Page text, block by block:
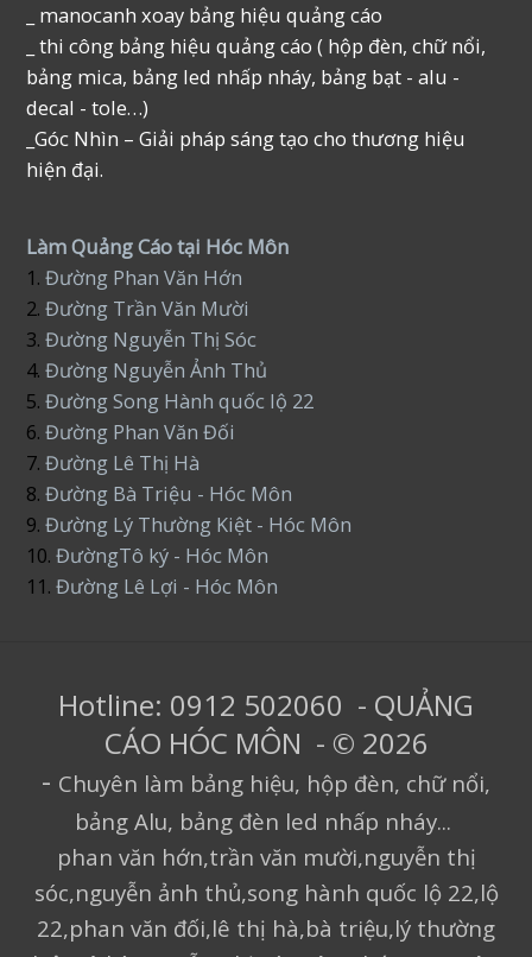
_ manocanh xoay bảng hiệu quảng cáo
_ thi công bảng hiệu quảng cáo ( hộp đèn, chữ nổi,
bảng mica, bảng led nhấp nháy, bảng bạt - alu -
decal - tole…)
_Góc Nhìn – Giải pháp sáng tạo cho thương hiệu
hiện đại.
Làm Quảng Cáo tại Hóc Môn
1.Đường Phan Văn Hớn
2.Đường Trần Văn Mười
3.Đường Nguyễn Thị Sóc
4. Đường Nguyễn Ảnh Thủ
5.Đường Song Hành quốc lộ 22
6.Đường Phan Văn Đối
7. Đường Lê Thị Hà
8.Đường Bà Triệu - Hóc Môn
9.Đường Lý Thường Kiệt - Hóc Môn
10.ĐườngTô ký - Hóc Môn
11.Đường Lê Lợi - Hóc Môn
Hotline: 0912 502060 - QUẢNG
CÁO HÓC MÔN - © 2026
- Chuyên làm bảng hiệu, hộp đèn, chữ nổi,
bảng Alu, bảng đèn led nhấp nháy...
phan văn hớn,trần văn mười,nguyễn thị
sóc,nguyễn ảnh thủ,song hành quốc lộ 22,lộ
22,phan văn đối,lê thị hà,bà triệu,lý thường